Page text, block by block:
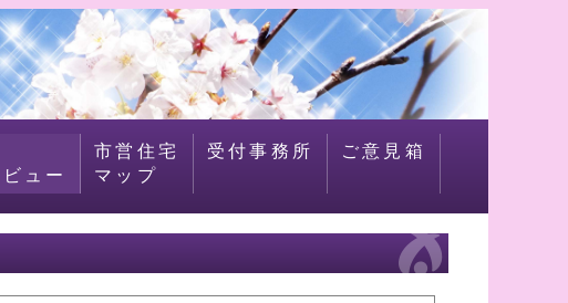
ュー
市営住宅
マップ
受付事務所 ご意見箱